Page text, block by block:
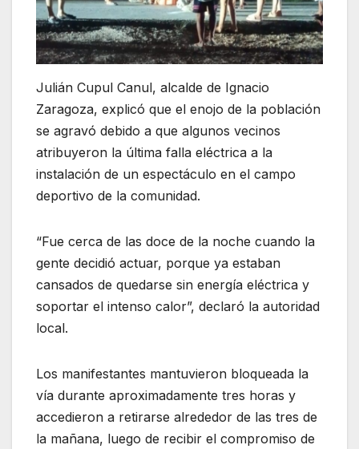
Julián Cupul Canul, alcalde de Ignacio
Zaragoza, explicó que el enojo de la población
se agravó debido a que algunos vecinos
atribuyeron la última falla eléctrica a la
instalación de un espectáculo en el campo
deportivo de la comunidad.
“Fue cerca de las doce de la noche cuando la
gente decidió actuar, porque ya estaban
cansados de quedarse sin energía eléctrica y
soportar el intenso calor”, declaró la autoridad
local.
Los manifestantes mantuvieron bloqueada la
vía durante aproximadamente tres horas y
accedieron a retirarse alrededor de las tres de
la mañana, luego de recibir el compromiso de